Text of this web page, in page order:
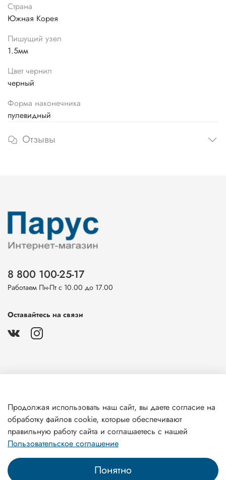
Страна
Южная Корея
Пишущий узел
1.5мм
Цвет чернил
черный
Форма наконечника
пулевидный
Отзывы
Клиентам
8 800 100-25-17
Работаем Пн-Пт с 10.00 до 17.00
Оставайтесь на связи
Продолжая использовать наш сайт, вы даете согласие на
обработку файлов cookie, которые обеспечивают
правильную работу сайта и соглашаетесь с нашей
Пользовательское соглашение
Понятно